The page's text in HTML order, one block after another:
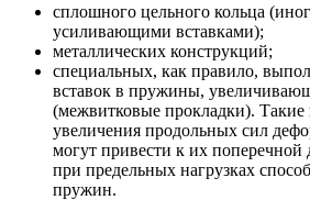
сплошного цельного кольца
усиливающими вставками);
металлических конструкций;
специальных, как правило,
вставок в пружины,
(межвитковые прокладки).
увеличения продольных сил
могут привести к их поперечной
при предельных нагрузках
пружин.